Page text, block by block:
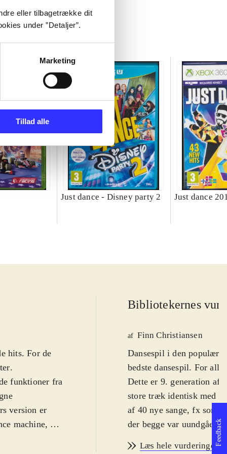
eller tilbagetrække dit
under ”Detaljer”.
Marketing
Tillad alle
Just dance - Disney party 2 Just dance
hits. For de
.
funktioner fra
version er
machine, og
Bibliotekernes
af Finn Christiansen
Dansespil i den populære
bedste dansespil. For
Dette er 9. generation af
store træk identisk med
af 40 nye sange, fx
der begge var
også "kids mode", hvor
Læs hele vurderingenFeedback